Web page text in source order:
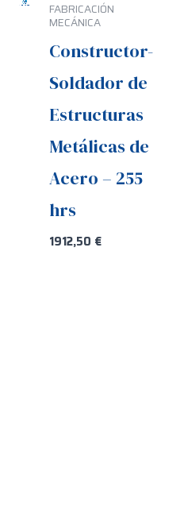
FABRICACIÓN
MECÁNICA
Constructor-
Soldador de
Estructuras
Metálicas de
Acero – 255
hrs
1912,50 €